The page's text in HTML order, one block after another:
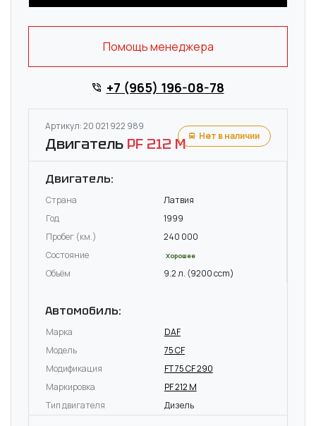
Помощь менеджера
+7 (965) 196-08-78
Артикул: 20 021 922 989
Двигатель PF 212 M Нет в наличии
Двигатель:
Страна
Латвия
Год
1999
Пробег (км.)
240 000
Состояние
Хорошее
Объём 9.2 л. (9200 ccm)
Автомобиль:
Марка
DAF
Модель
75 CF
Модификация
FT 75 CF 290
Маркировка
PF 212 M
Тип двигателя
Дизель